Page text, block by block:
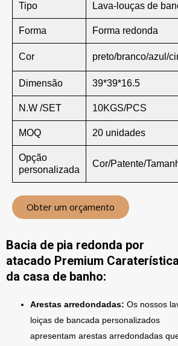
Tipo Lava-louças de
Forma Forma redonda
Cor preto/branco/azul/
Dimensão 39*39*16.5
N.W /SET 10KGS/PCS
MOQ 20 unidades
Opção
personalizada
Cor/Patente/
Obter um orçamento
Bacia de pia redonda por
atacado Premium
da casa de banho:
Arestas arredondadas: Os nossos
loiças de bancada personalizados
apresentam arestas arredondadas